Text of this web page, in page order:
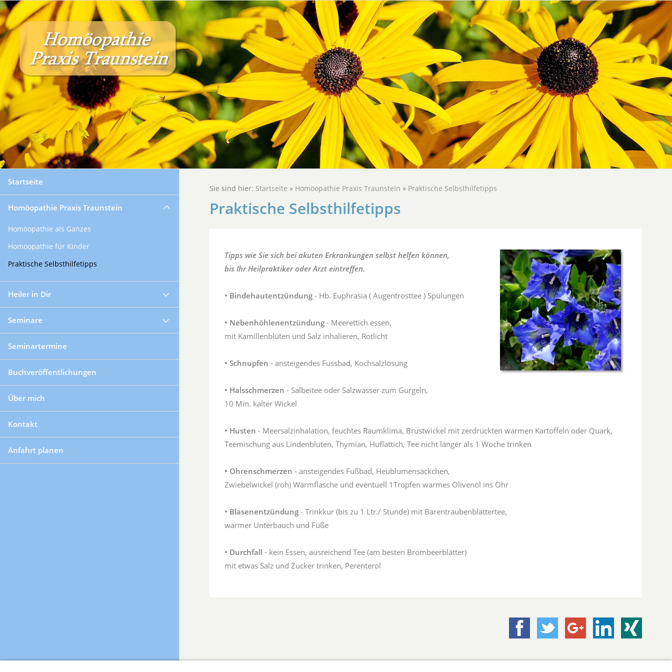
Startseite
Homöopathie Praxis Traunstein
Homöopathie als Ganzes
Homöopathie für Kinder
Praktische Selbsthilfetipps
Heiler in Dir
Seminare
Seminartermine
Buchveröffentlichungen
Über mich
Kontakt
Anfahrt planen
Sie sind hier: Startseite » Homöopathie Praxis Traunstein » Praktische Selbsthilfetipps
Praktische Selbsthilfetipps
Tipps wie Sie sich bei akuten Erkrankungen selbst helfen können,
bis Ihr Heilpraktiker oder Arzt eintreffen.
• Bindehautentzündung - Hb. Euphrasia ( Augentrosttee ) Spülungen
• Nebenhöhlenentzündung - Meerettich essen,
mit Kamillenblüten und Salz inhalieren, Rotlicht
• Schnupfen - ansteigendes Fussbad, Kochsalzlösung
• Halsschmerzen - Salbeitee oder Salzwasser zum Gurgeln,
10 Min. kalter Wickel
• Husten - Meersalzinhalation, feuchtes Raumklima, Brustwickel mit zerdrückten warmen Kartoffeln oder Quark,
Teemischung aus Lindenblüten, Thymian, Huflattich, Tee nicht länger als 1 Woche trinken
• Ohrenschmerzen - ansteigendes Fußbad, Heublumensäckchen,
Zwiebelwickel (roh) Wärmflasche und eventuell 1Tropfen warmes Olivenöl ins Ohr
• Blasenentzündung - Trinkkur (bis zu 1 Ltr./ Stunde) mit Bärentraubenblättertee,
warmer Unterbauch und Füße
• Durchfall - kein Essen, ausreichend Tee (am besten Brombeerblätter)
mit etwas Salz und Zucker trinken, Perenterol